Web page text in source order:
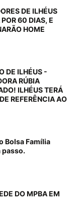
DE ILHÉUS
60 DIAS, E
HOME
DE ILHÉUS -
RÚBIA
ILHÉUS TERÁ
REFERÊNCIA AO
Bolsa Família
passo.
DO MPBA EM